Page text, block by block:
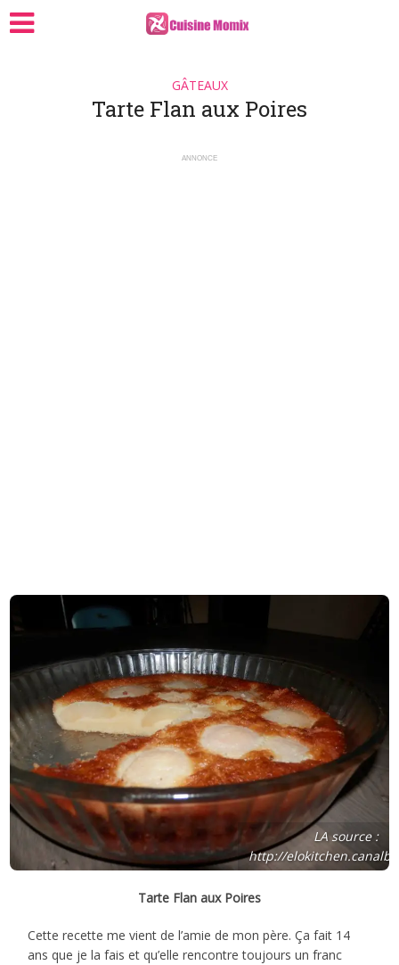
GÂTEAUX
Tarte Flan aux Poires
ANNONCE
LA source :
http://
Tarte Flan aux Poires
Cette recette me vient de l’amie de mon père. Ça fait 14
ans que je la fais et qu’elle rencontre toujours un franc